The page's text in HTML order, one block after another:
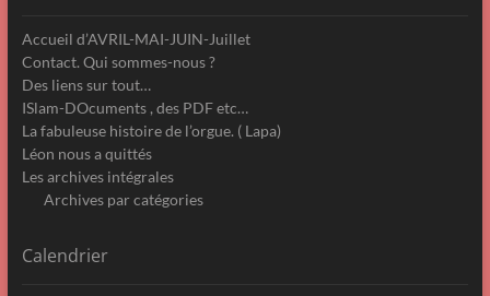
Accueil d’AVRIL-MAI-JUIN-Juillet
Contact. Qui sommes-nous ?
Des liens sur tout…
ISlam-DOcuments , des PDF etc…
La fabuleuse histoire de l’orgue. ( Lapa)
Léon nous a quittés
Les archives intégrales
Archives par catégories
Calendrier